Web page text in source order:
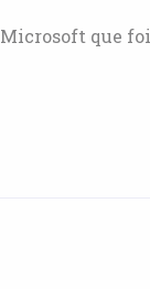
Microsoft que foi